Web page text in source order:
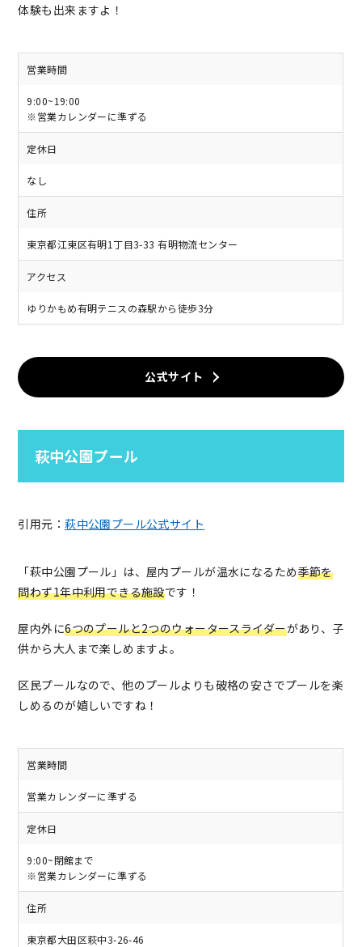
体験も出来ますよ！
営業時間
9:00~19:00
※営業カレンダーに準ずる
定休日
なし
住所
東京都江東区有明1丁目3-33 有明物流センター
アクセス
ゆりかもめ有明テニスの森駅から徒歩3分
公式サイト
萩中公園プール
引用元：萩中公園プール公式サイト
「萩中公園プール」は、屋内プールが温水になるため季節を
問わず1年中利用できる施設です！
屋内外に6つのプールと2つのウォータースライダーがあり、子
供から大人まで楽しめますよ。
区民プールなので、他のプールよりも破格の安さでプールを楽
しめるのが嬉しいですね！
営業時間
営業カレンダーに準ずる
定休日
9:00~閉館まで
※営業カレンダーに準ずる
住所
東京都大田区萩中3-26-46